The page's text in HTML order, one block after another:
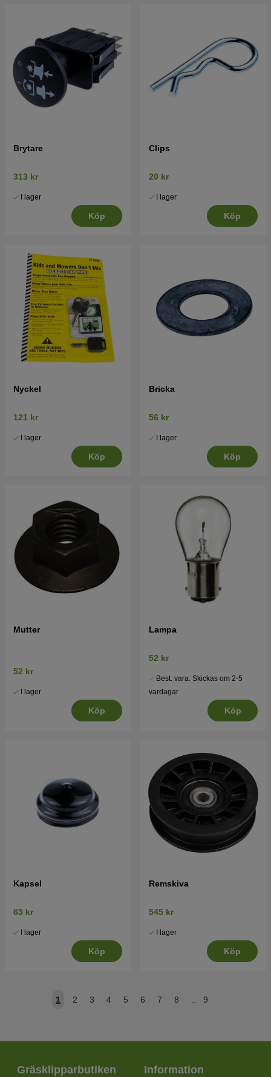
Brytare
313 kr
I lager
Köp
Clips
20 kr
I lager
Köp
Nyckel
121 kr
I lager
Köp
Bricka
56 kr
I lager
Köp
Mutter
52 kr
I lager
Köp
Lampa
52 kr
Best. vara. Skickas om 2-5
vardagar
Köp
Kapsel
63 kr
I lager
Köp
Remskiva
545 kr
I lager
Köp
1 2 3 4 5 6 7 8 .. 9
Gräsklipparbutiken Information